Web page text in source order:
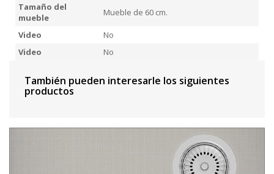
Tamaño del
mueble
Mueble de 60 cm.
Video
No
Video
No
También pueden interesarle los siguientes
productos